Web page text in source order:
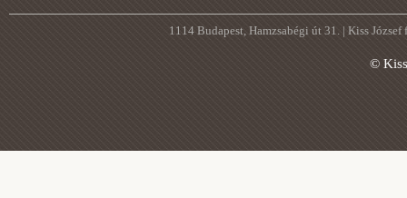
1114 Budapest, Hamzsabégi út 31. | Kiss
©